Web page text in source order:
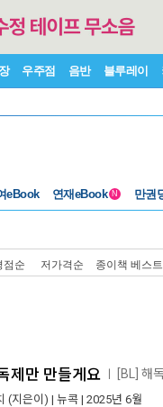
우주점 음반 블루레이
eBook 연재eBook N 만권
점순 저가격순 종이책 베스
제만 만들게요 [BL] 해
(지은이) | 뉴콕 | 2025년 6월